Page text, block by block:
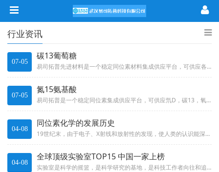
行业资讯
07-05
碳13葡萄糖
易司拓普先进材料是一个稳定同位素材料集成供应平台，可供应各种碳C13标记的葡萄糖，有需求欢迎咨询！葡萄糖-13C产品一览...
07-05
氮15氨基酸
易司拓普是一个稳定同位素集成供应平台，可供应氘D，碳13，氧18，氮15等稳定同位素标记的化学品，包括各种氨基酸的氮15...
04-08
同位素化学的发展历史
19世纪末，由于电子、X射线和放射性的发现，使人类的认识能深入到原子内部。通过对放射性的研究，不仅发现了钋、镭、锕等放射...
04-08
全球顶级实验室TOP15 中国一家上榜
实验室是科学的摇篮，是科学研究的基地，是科技工作者向往和追随的地方。优秀的实验室往往代表了世界前沿基础研究的最高水平，极...